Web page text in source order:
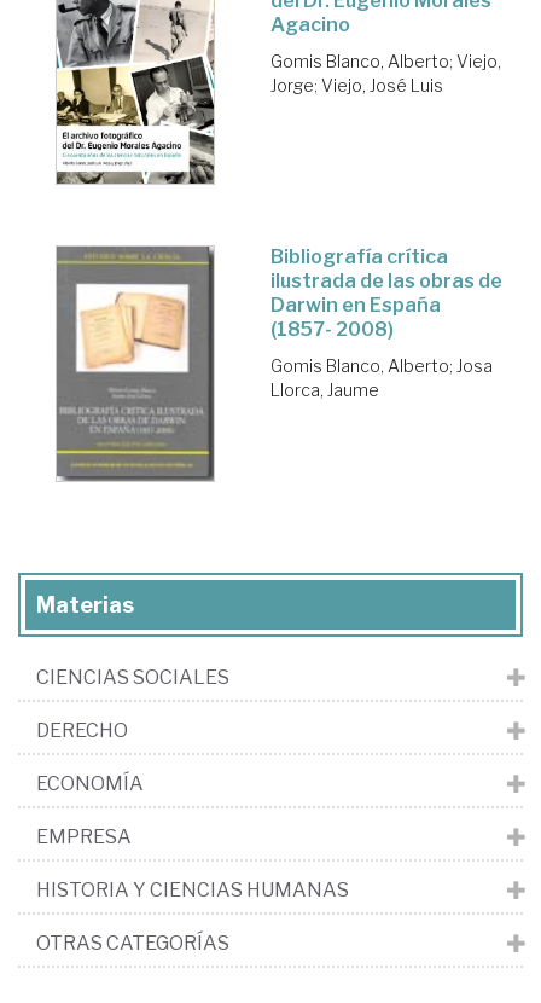
Agacino
Gomis Blanco, Alberto; Viejo,
Jorge; Viejo, José Luis
Bibliografía crítica
ilustrada de las obras de
Darwin en España
(1857- 2008)
Gomis Blanco, Alberto; Josa
Llorca, Jaume
Materias
CIENCIAS SOCIALES
DERECHO
ECONOMÍA
EMPRESA
HISTORIA Y CIENCIAS HUMANAS
OTRAS CATEGORÍAS